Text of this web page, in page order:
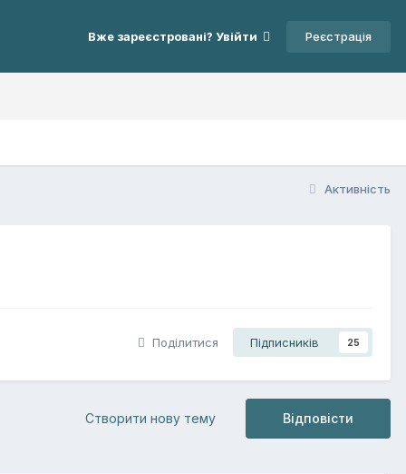
Вже зареєстровані? Увійти Реєстрація
Активність
Поділитися Підписників 25
Відповісти
Створити нову тему